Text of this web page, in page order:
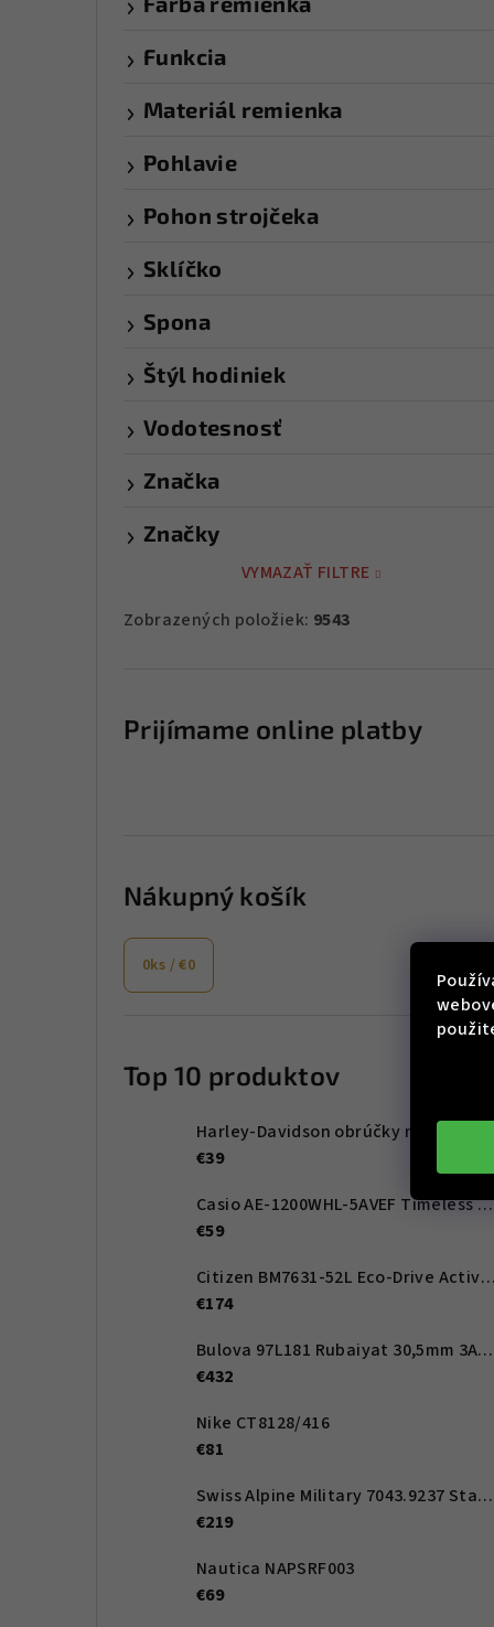
Značky
Funkcia
Materiál remienka
Pohlavie
Pohon strojčeka
Sklíčko
Spona
Štýl hodiniek
Vodotesnosť
Značka
VYMAZAŤ FILTRE
Zobrazených položiek: 9543
Prijímame online platby
Nákupný košík
0ks /€0
Top 10 produktov
€39
Casio AE-1200WHL-5AVEF Timeless Collection 42mm 10ATM
€59
Citizen BM7631-52L Eco-Drive Active Sport 41mm 10ATM
€174
Bulova 97L181 Rubaiyat 30,5mm 3ATM
€432
Nike CT8128/416
€81
Swiss Alpine Military 7043.9237 Star Fighter Saphirglas Chrono 46 mm
€219
Nautica NAPSRF003
€69